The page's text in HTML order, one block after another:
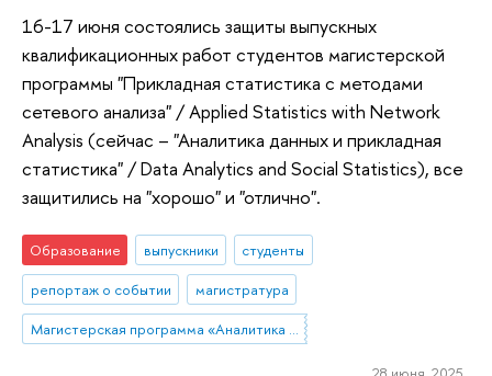
16-17 июня состоялись защиты выпускных
квалификационных работ студентов магистерской
программы "Прикладная статистика с методами
сетевого анализа" / Applied Statistics with Network
Analysis (сейчас – "Аналитика данных и прикладная
статистика" / Data Analytics and Social Statistics), все
защитились на "хорошо" и "отлично".
Образование выпускники
студенты
репортаж о событии
магистратура
Магистерская программа «Аналитика данных и прикладная статистика / Data Analytics and Social Statistics»